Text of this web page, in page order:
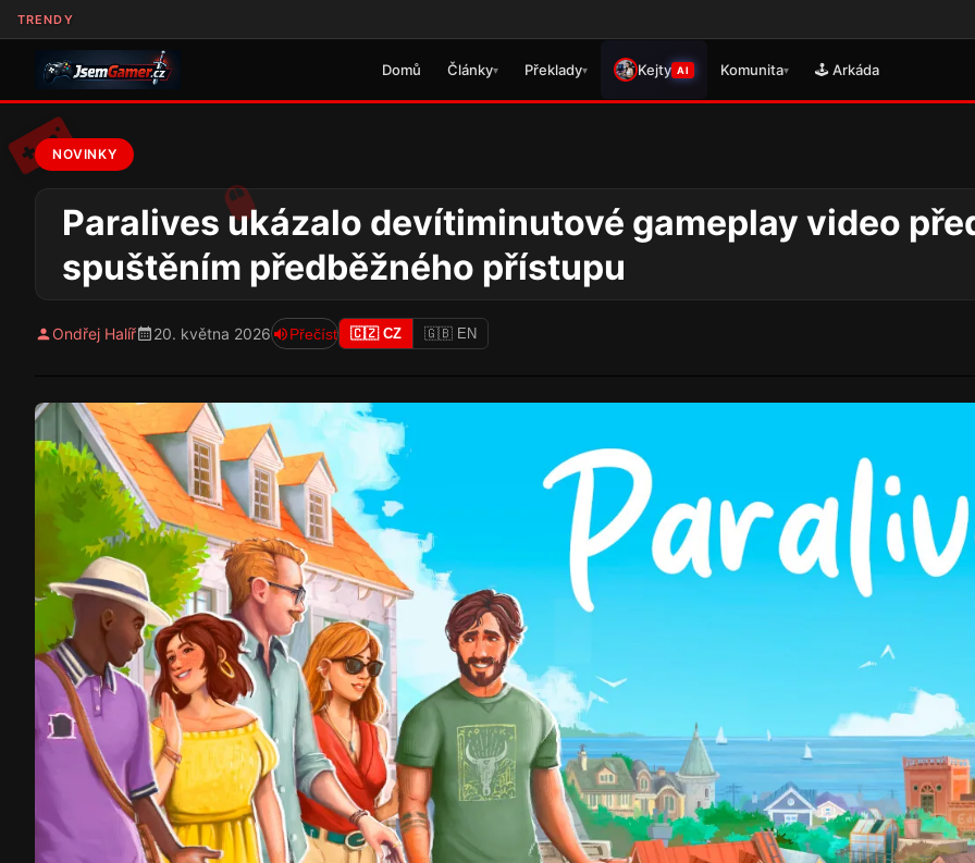
TRENDY 🎮
Domů Články▾ Překlady▾ Kejty AI Komunita▾ 🕹️ Arkáda
NOVINKY
Paralives ukázalo devítiminutové gameplay video
spuštěním předběžného přístupu
Ondřej Halíř 20. května 2026 Přečíst 🇨🇿 CZ 🇬🇧 EN